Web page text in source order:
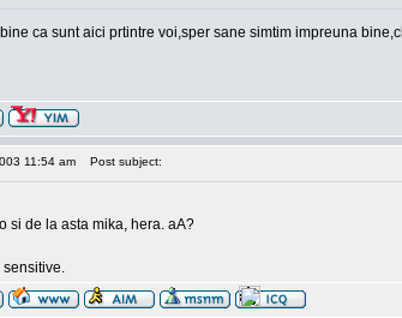
ca sunt aici prtintre voi,sper sane simtim impreuna
11:54 am Post subject:
si de la asta mika, hera. aA?
sensitive.